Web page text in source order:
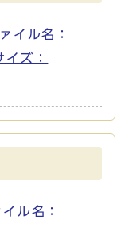
イル名：
ズ：
ル名：